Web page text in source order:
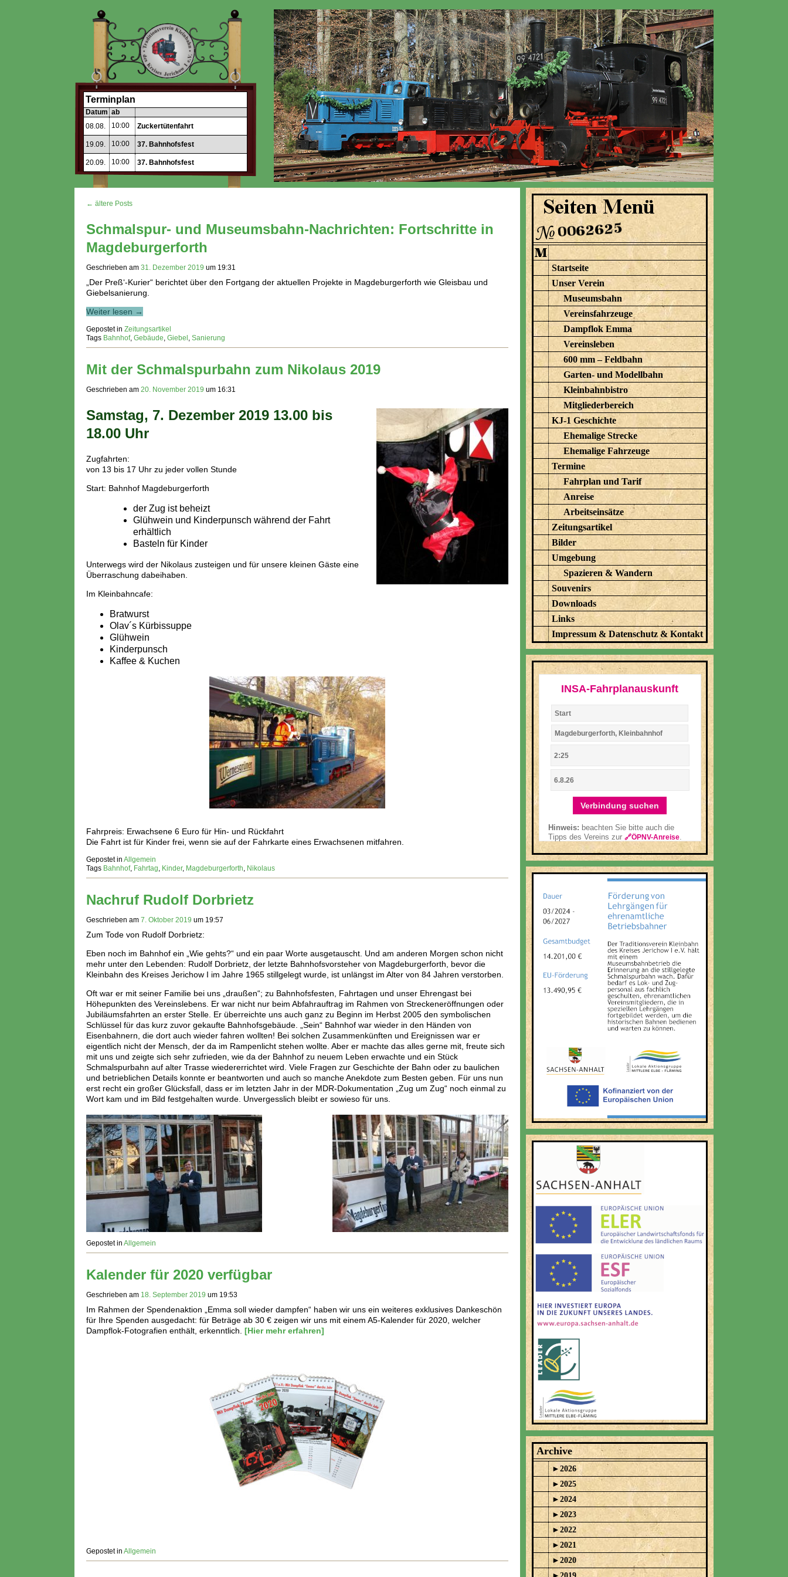
Terminplan
Datum ab
08.08.
10:00 Zuckertütenfahrt
19.09. 10:00 37. Bahnhofsfest
20.09. 10:00 37. Bahnhofsfest
← ältere Posts
Schmalspur- und Museumsbahn-Nachrichten: Fortschritte in
Magdeburgerforth
Geschrieben am 31. Dezember 2019 um 19:31
„Der Preß‘-Kurier“ berichtet über den Fortgang der aktuellen Projekte in Magdeburgerforth wie Gleisbau und
Giebelsanierung.
Weiter lesen →
Gepostet in Zeitungsartikel
Tags Bahnhof, Gebäude, Giebel, Sanierung
Mit der Schmalspurbahn zum Nikolaus 2019
Geschrieben am 20. November 2019 um 16:31
Samstag, 7. Dezember 2019 13.00 bis
18.00 Uhr
Zugfahrten:
von 13 bis 17 Uhr zu jeder vollen Stunde
Start: Bahnhof Magdeburgerforth
der Zug ist beheizt
Glühwein und Kinderpunsch während der Fahrt
erhältlich
Basteln für Kinder
Unterwegs wird der Nikolaus zusteigen und für unsere kleinen Gäste eine
Überraschung dabeihaben.
Im Kleinbahncafe:
Bratwurst
Olav´s Kürbissuppe
Glühwein
Kinderpunsch
Kaffee & Kuchen
Fahrpreis: Erwachsene 6 Euro für Hin- und Rückfahrt
Die Fahrt ist für Kinder frei, wenn sie auf der Fahrkarte eines Erwachsenen mitfahren.
Gepostet in Allgemein
Tags Bahnhof, Fahrtag, Kinder, Magdeburgerforth, Nikolaus
Nachruf Rudolf Dorbrietz
Geschrieben am 7. Oktober 2019 um 19:57
Zum Tode von Rudolf Dorbrietz:
Eben noch im Bahnhof ein „Wie gehts?“ und ein paar Worte ausgetauscht. Und am anderen Morgen schon nicht
mehr unter den Lebenden: Rudolf Dorbrietz, der letzte Bahnhofsvorsteher von Magdeburgerforth, bevor die
Kleinbahn des Kreises Jerichow I im Jahre 1965 stillgelegt wurde, ist unlängst im Alter von 84 Jahren verstorben.
Oft war er mit seiner Familie bei uns „draußen“; zu Bahnhofsfesten, Fahrtagen und unser Ehrengast bei
Höhepunkten des Vereinslebens. Er war nicht nur beim Abfahrauftrag im Rahmen von Streckeneröffnungen oder
Jubiläumsfahrten an erster Stelle. Er überreichte uns auch ganz zu Beginn im Herbst 2005 den symbolischen
Schlüssel für das kurz zuvor gekaufte Bahnhofsgebäude. „Sein“ Bahnhof war wieder in den Händen von
Eisenbahnern, die dort auch wieder fahren wollten! Bei solchen Zusammenkünften und Ereignissen war er
eigentlich nicht der Mensch, der da im Rampenlicht stehen wollte. Aber er machte das alles gerne mit, freute sich
mit uns und zeigte sich sehr zufrieden, wie da der Bahnhof zu neuem Leben erwachte und ein Stück
Schmalspurbahn auf alter Trasse wiedererrichtet wird. Viele Fragen zur Geschichte der Bahn oder zu baulichen
und betrieblichen Details konnte er beantworten und auch so manche Anekdote zum Besten geben. Für uns nun
erst recht ein großer Glücksfall, dass er im letzten Jahr in der MDR-Dokumentation „Zug um Zug“ noch einmal zu
Wort kam und im Bild festgehalten wurde. Unvergesslich bleibt er sowieso für uns.
Gepostet in Allgemein
Kalender für 2020 verfügbar
Geschrieben am 18. September 2019 um 19:53
Im Rahmen der Spendenaktion „Emma soll wieder dampfen“ haben wir uns ein weiteres exklusives Dankeschön
für Ihre Spenden ausgedacht: für Beträge ab 30 € zeigen wir uns mit einem A5-Kalender für 2020, welcher
Dampflok-Fotografien enthält, erkenntlich. [Hier mehr erfahren]
Gepostet in Allgemein
Startseite
Unser Verein
Museumsbahn
Vereinsfahrzeuge
Dampflok Emma
Vereinsleben
600 mm – Feldbahn
Garten- und Modellbahn
Kleinbahnbistro
Mitgliederbereich
KJ-1 Geschichte
Ehemalige Strecke
Ehemalige Fahrzeuge
Termine
Fahrplan und Tarif
Anreise
Arbeitseinsätze
Zeitungsartikel
Bilder
Umgebung
Spazieren & Wandern
Souvenirs
Downloads
Links
Impressum & Datenschutz & Kontakt
INSA-Fahrplanauskunft
Verbindung suchen
Hinweis: beachten Sie bitte auch die
Tipps des Vereins zur 🔗ÖPNV-Anreise.
Archive
► 2026
► 2025
► 2024
► 2023
► 2022
► 2021
► 2020